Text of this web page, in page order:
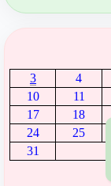
3
4
10
11
17
18
24
25
31